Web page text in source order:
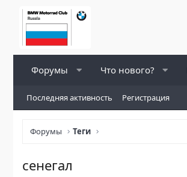
Форумы Что нового?
Последняя активность Регистрация
Форумы Теги
сенегал